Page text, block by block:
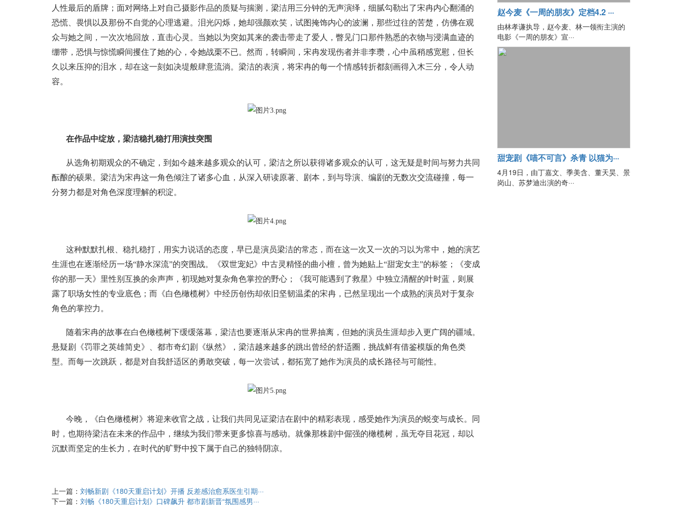
人性最后的盾牌；面对网络上对自己摄影作品的质疑与揣测，梁洁用三分钟的无声演绎，细腻勾勒出了宋冉内心翻涌的
恐慌、畏惧以及那份不自觉的心理逃避。泪光闪烁，她却强颜欢笑，试图掩饰内心的波澜，那些过往的苦楚，仿佛在观
众与她之间，一次次地回放，直击心灵。当她以为突如其来的袭击带走了爱人，瞥见门口那件熟悉的衣物与浸满血迹的
绷带，恐惧与惊慌瞬间攫住了她的心，令她战栗不已。然而，转瞬间，宋冉发现伤者并非李瓒，心中虽稍感宽慰，但长
久以来压抑的泪水，却在这一刻如决堤般肆意流淌。梁洁的表演，将宋冉的每一个情感转折都刻画得入木三分，令人动
容。
在作品中绽放，梁洁稳扎稳打用演技突围
从选角初期观众的不确定，到如今越来越多观众的认可，梁洁之所以获得诸多观众的认可，这无疑是时间与努力共同
酝酿的硕果。梁洁为宋冉这一角色倾注了诸多心血，从深入研读原著、剧本，到与导演、编剧的无数次交流碰撞，每一
分努力都是对角色深度理解的积淀。
这种默默扎根、稳扎稳打，用实力说话的态度，早已是演员梁洁的常态，而在这一次又一次的习以为常中，她的演艺
生涯也在逐渐经历一场“静水深流”的突围战。《双世宠妃》中古灵精怪的曲小檀，曾为她贴上“甜宠女主”的标签；《变成
你的那一天》里性别互换的余声声，初现她对复杂角色掌控的野心；《我可能遇到了救星》中独立清醒的叶时蓝，则展
露了职场女性的专业底色；而《白色橄榄树》中经历创伤却依旧坚韧温柔的宋冉，已然呈现出一个成熟的演员对于复杂
角色的掌控力。
随着宋冉的故事在白色橄榄树下缓缓落幕，梁洁也要逐渐从宋冉的世界抽离，但她的演员生涯却步入更广阔的疆域。
悬疑剧《罚罪之英雄简史》、都市奇幻剧《纵然》，梁洁越来越多的跳出曾经的舒适圈，挑战鲜有借鉴模版的角色类
型。而每一次跳跃，都是对自我舒适区的勇敢突破，每一次尝试，都拓宽了她作为演员的成长路径与可能性。
今晚，《白色橄榄树》将迎来收官之战，让我们共同见证梁洁在剧中的精彩表现，感受她作为演员的蜕变与成长。同
时，也期待梁洁在未来的作品中，继续为我们带来更多惊喜与感动。就像那株剧中倔强的橄榄树，虽无夺目花冠，却以
沉默而坚定的生长力，在时代的旷野中投下属于自己的独特阴凉。
上一篇： 刘畅新剧《180天重启计划》开播 反差感治愈系医生引期···
下一篇： 刘畅《180天重启计划》口碑飙升 都市剧新晋“氛围感男···
赵今麦《一周的朋友》定档4.2 ···
由林孝谦执导，赵今麦、林一领衔主演的
电影《一周的朋友》宣···
甜宠剧《喵不可言》杀青 以猫为···
4月19日，由丁嘉文、季美含、董天昊、景
岗山、苏梦迪出演的奇···